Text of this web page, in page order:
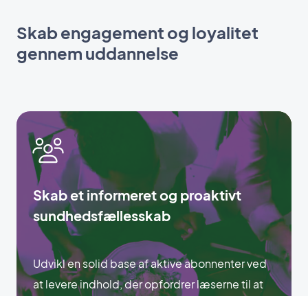
Skab engagement og loyalitet
gennem uddannelse
Skab et informeret og proaktivt
sundhedsfællesskab
Udvikl en solid base af aktive abonnenter ved
at levere indhold, der opfordrer læserne til at